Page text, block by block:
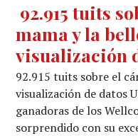
92.915 tuits
mama y la
visualización
92.915 tuits sobre el
visualización de datos
ganadoras de los
sorprendido con su